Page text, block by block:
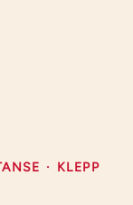
· KLEPP